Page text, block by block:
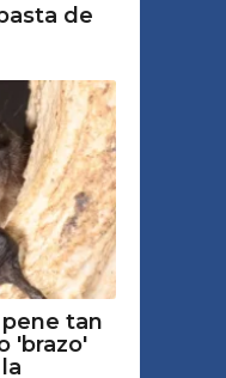
de
tan
'brazo'